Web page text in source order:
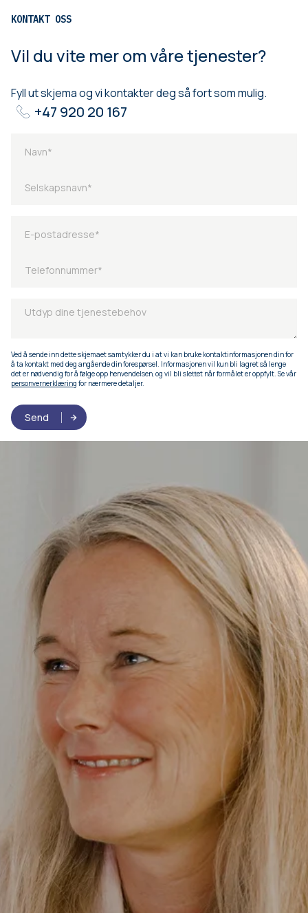
KONTAKT OSS
Vil du vite mer om våre tjenester?
Fyll ut skjema og vi kontakter deg så fort som mulig.
+47 920 20 167
Ved å sende inn dette skjemaet samtykker du i at vi kan bruke kontaktinformasjonen din for
å ta kontakt med deg angående din forespørsel. Informasjonen vil kun bli lagret så lenge
det er nødvendig for å følge opp henvendelsen, og vil bli slettet når formålet er oppfylt. Se vår
personvernerklæring for nærmere detaljer.